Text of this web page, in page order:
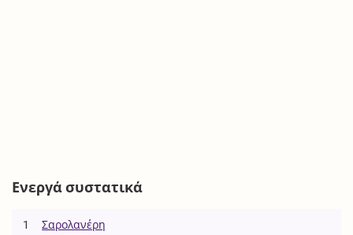
Ενεργά συστατικά
1 Σαρολανέρη